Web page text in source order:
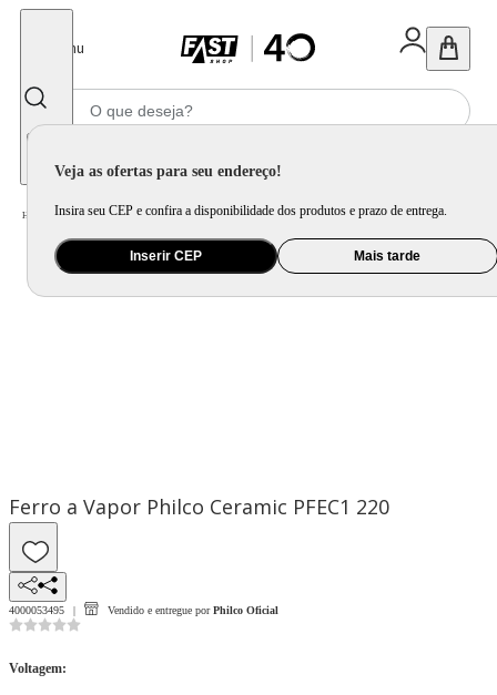
Menu
Veja as ofertas para seu endereço!
Insira seu CEP e confira a disponibilidade dos produtos e prazo de entrega.
Inserir CEP Mais tarde
Home Eletroportátil / Equipamento de Limpeza / Ferro de Passar / Ferro a Vapor Philco Ceramic PFEC1
Ferro a Vapor Philco Ceramic PFEC1 220
4000053495 Vendido e entregue por Philco Oficial
Voltagem: